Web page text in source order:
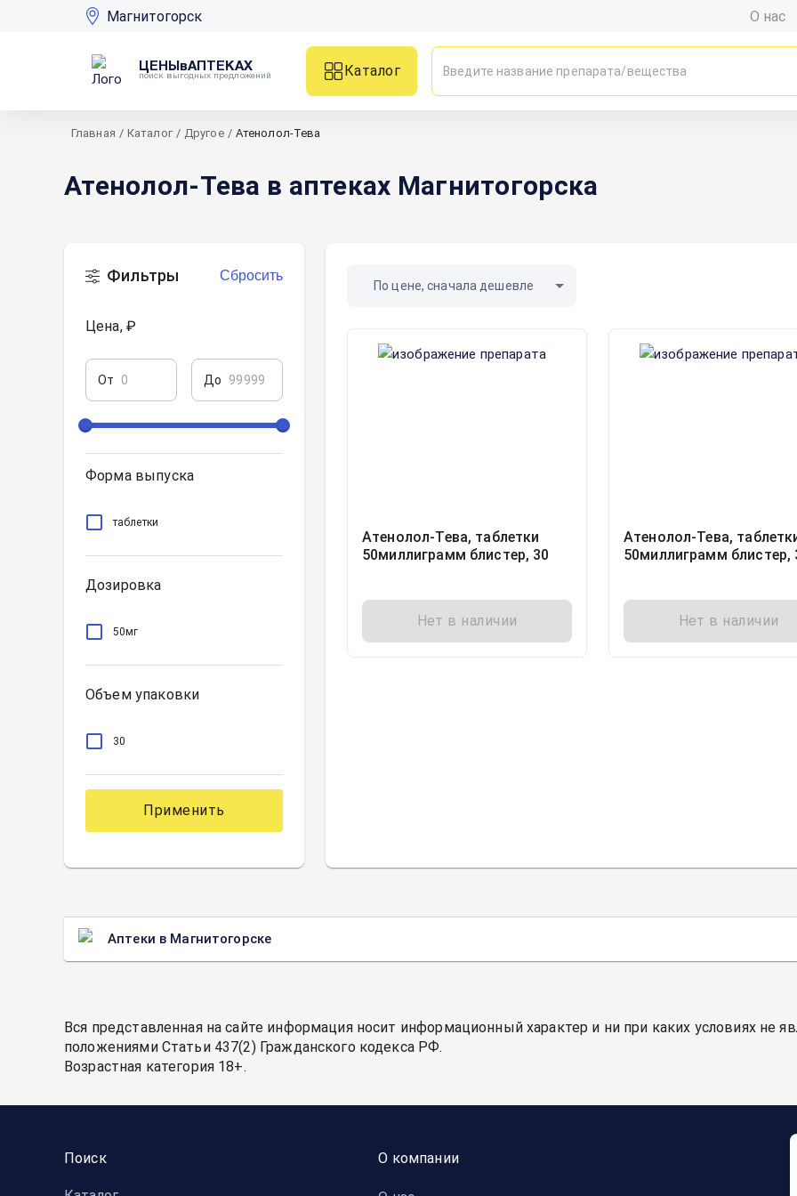
Магнитогорск О нас
ЦЕНЫвАПТЕКАХ
поиск выгодных предложений
Каталог
Главная / Каталог / Другое / Атенолол-Тева
Атенолол-Тева в аптеках Магнитогорска
Фильтры Сбросить
Цена, ₽
От До
Форма выпуска
таблетки
Дозировка
50мг
Объем упаковки
30
Применить
По цене, сначала дешевле
Атенолол-Тева, таблетки
50миллиграмм блистер, 30
Нет в наличии
Атенолол-Тева,
50миллиграмм блистер,
Нет в наличии
Аптеки в Магнитогорске
Вся представленная на сайте информация носит информационный характер и ни при каких условиях не
положениями Статьи 437(2) Гражданского кодекса РФ.
Возрастная категория 18+.
Поиск О компании